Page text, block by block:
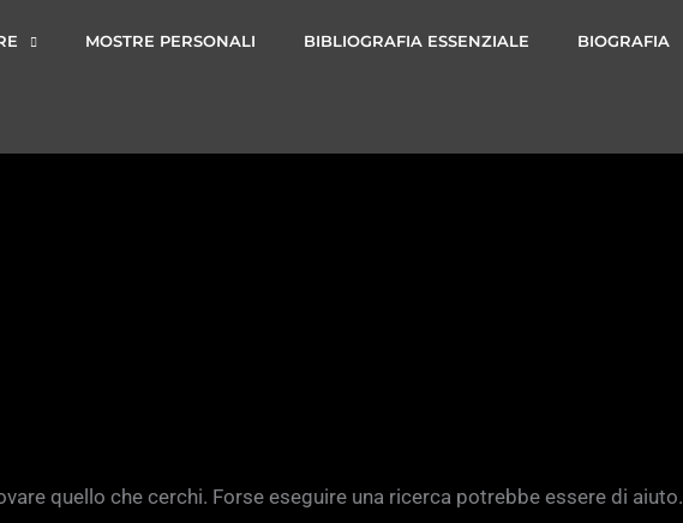
MOSTRE PERSONALI BIBLIOGRAFIA ESSENZIALE BIOGRAFIA
quello che cerchi. Forse eseguire una ricerca potrebbe essere di aiuto.